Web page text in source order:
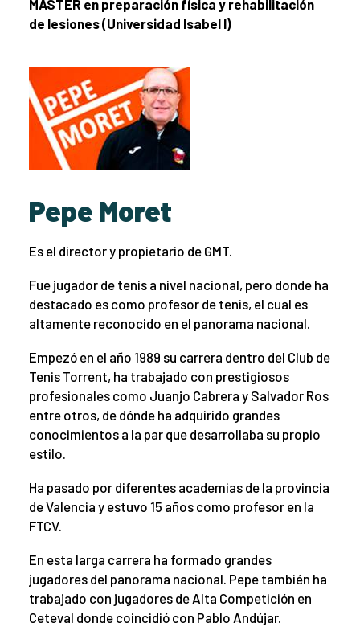
MÁSTER en preparación física y rehabilitación
de lesiones (Universidad Isabel I)
Pepe Moret
Es el director y propietario de GMT.
Fue jugador de tenis a nivel nacional, pero donde ha
destacado es como profesor de tenis, el cual es
altamente reconocido en el panorama nacional.
Empezó en el año 1989 su carrera dentro del Club de
Tenis Torrent, ha trabajado con prestigiosos
profesionales como Juanjo Cabrera y Salvador Ros
entre otros, de dónde ha adquirido grandes
conocimientos a la par que desarrollaba su propio
estilo.
Ha pasado por diferentes academias de la provincia
de Valencia y estuvo 15 años como profesor en la
FTCV.
En esta larga carrera ha formado grandes
jugadores del panorama nacional. Pepe también ha
trabajado con jugadores de Alta Competición en
Ceteval donde coincidió con Pablo Andújar.